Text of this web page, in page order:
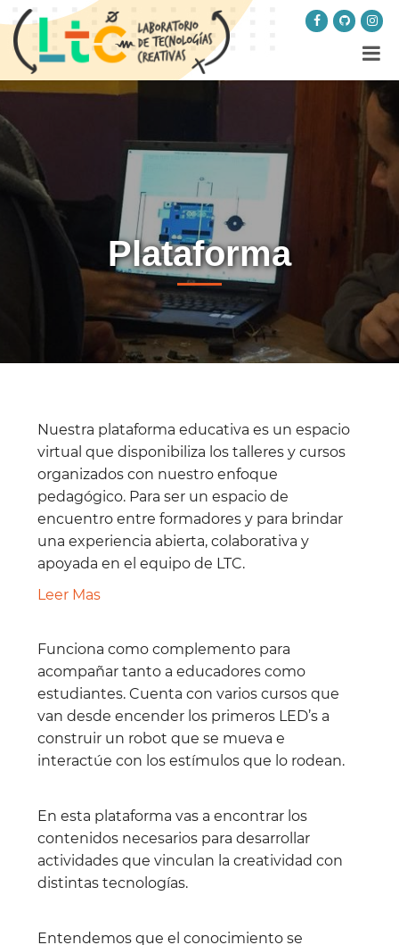
Plataforma
Nuestra plataforma educativa es un espacio
virtual que disponibiliza los talleres y cursos
organizados con nuestro enfoque
pedagógico. Para ser un espacio de
encuentro entre formadores y para brindar
una experiencia abierta, colaborativa y
apoyada en el equipo de LTC.
Leer Mas:
a
t
a
f
o
r
m
Funciona como complemento para
acompañar tanto a educadores como
estudiantes. Cuenta con varios cursos que
van desde encender los primeros LED’s a
construir un robot que se mueva e
interactúe con los estímulos que lo rodean.
En esta plataforma vas a encontrar los
contenidos necesarios para desarrollar
actividades que vinculan la creatividad con
distintas tecnologías.
Entendemos que el conocimiento se